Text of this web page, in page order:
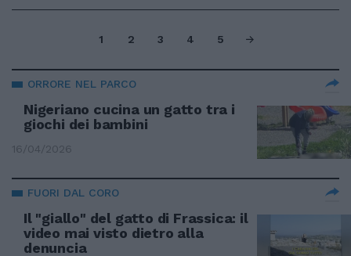
1 2 3 4 5
ORRORE NEL PARCO
Nigeriano cucina un gatto tra i
giochi dei bambini
16/04/2026
FUORI DAL CORO
Il "giallo" del gatto di Frassica: il
video mai visto dietro alla
denuncia